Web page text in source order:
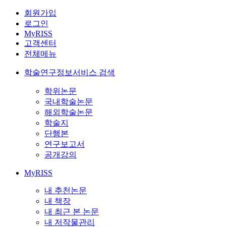
회원가입
로그인
MyRISS
고객센터
전체메뉴
학술연구정보서비스 검색
학위논문
국내학술논문
해외학술논문
학술지
단행본
연구보고서
공개강의
MyRISS
내 추천논문
내 책장
내 최근 본 논문
내 저작물관리